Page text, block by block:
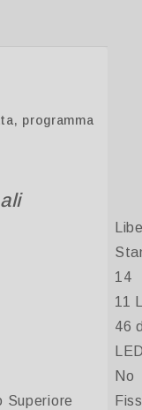
programma
14
11
46
No
Superiore